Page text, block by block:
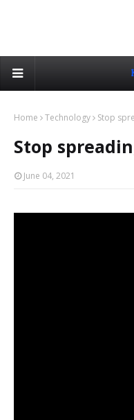
Home Technology Stop
Stop
June 04, 2021